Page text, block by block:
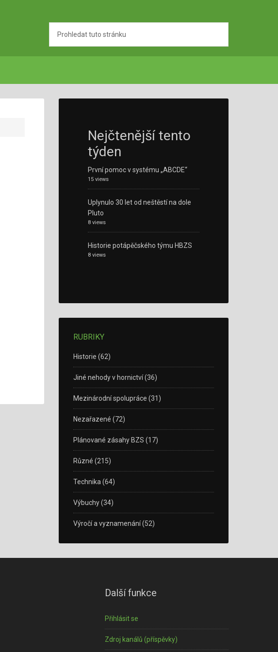
Nejčtenější tento
týden
První pomoc v systému „ABCDE“
15 views
Uplynulo 30 let od neštěstí na dole
Pluto
8 views
Historie potápěčského týmu HBZS
8 views
RUBRIKY
Historie (62)
Jiné nehody v hornictví(36)
Mezinárodní spolupráce (31)
Nezařazené (72)
Plánované zásahy BZS (17)
Různé (215)
Technika (64)
Výbuchy(34)
Výročí a vyznamenání(52)
Další funkce
Přihlásit se
Zdroj kanálů (příspěvky)